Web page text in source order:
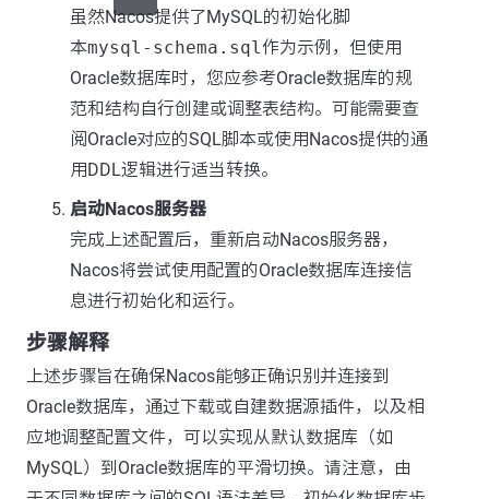
虽然Nacos提供了MySQL的初始化脚
本mysql-schema.sql作为示例，但使用
Oracle数据库时，您应参考Oracle数据库的规
范和结构自行创建或调整表结构。可能需要查
阅Oracle对应的SQL脚本或使用Nacos提供的通
用DDL逻辑进行适当转换。
启动Nacos服务器
完成上述配置后，重新启动Nacos服务器，
Nacos将尝试使用配置的Oracle数据库连接信
息进行初始化和运行。
步骤解释
上述步骤旨在确保Nacos能够正确识别并连接到
Oracle数据库，通过下载或自建数据源插件，以及相
应地调整配置文件，可以实现从默认数据库（如
MySQL）到Oracle数据库的平滑切换。请注意，由